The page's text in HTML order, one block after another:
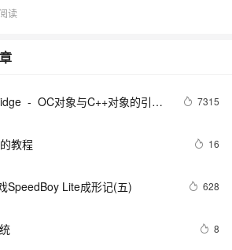
-  OC对象与C++对象的引用
7315
教程 16
SpeedBoy Lite成形记(五) 628
8